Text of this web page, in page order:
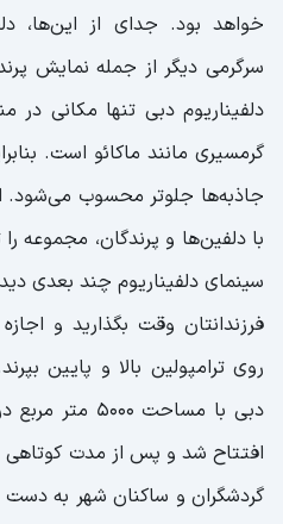
خواهد بود. جدای از این‌ها،
سرگرمی دیگر از جمله نمایش
دلفیناریوم دبی تنها مکانی در
گرمسیری مانند ماکائو است.
جاذبه‌ها جلوتر محسوب می‌شود.
با دلفین‌ها و پرندگان، مجموعه
سینمای دلفیناریوم چند بعدی
فرزندانتان وقت بگذارید و
روی ترامپولین بالا و پایین
افتتاح شد و پس از مدت
گردشگران و ساکنان شهر به دست